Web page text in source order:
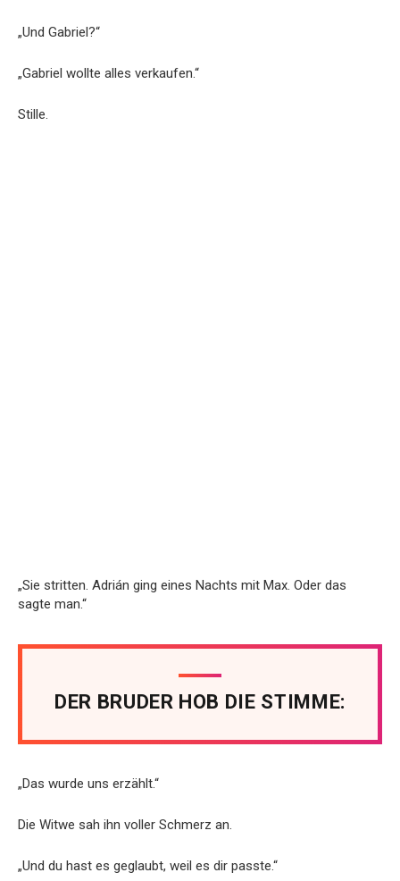
„Und Gabriel?“
„Gabriel wollte alles verkaufen.“
Stille.
„Sie stritten. Adrián ging eines Nachts mit Max. Oder das
sagte man.“
DER BRUDER HOB DIE STIMME:
„Das wurde uns erzählt.“
Die Witwe sah ihn voller Schmerz an.
„Und du hast es geglaubt, weil es dir passte.“